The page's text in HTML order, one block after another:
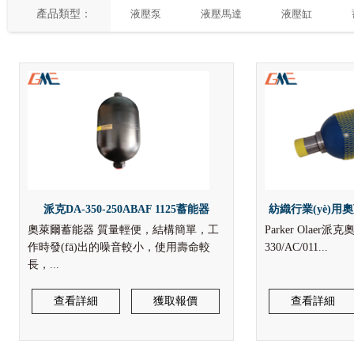
產品類型： 液壓泵 液壓馬達 液壓缸
派克DA-350-250ABAF 1125蓄能器
奧萊爾蓄能器 質量輕便，結構簡單，工
作時發(fā)出的噪音較小，使用壽命較
長，...
查看詳細 獲取報價
紡織行業(yè)用
Parker Olaer派克
330/AC/011...
查看詳細